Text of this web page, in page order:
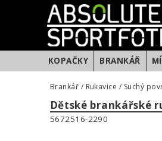
KOPAČKY BRANKÁŘ
Brankář / Rukavice / Suchý
Dětské brankářské
5672516-2290